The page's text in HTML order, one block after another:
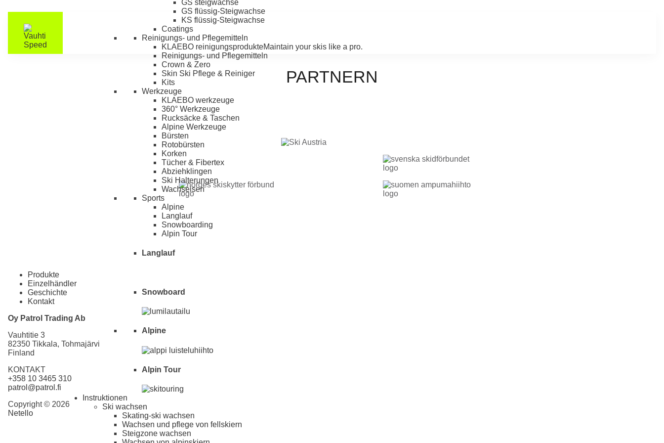
GS steigwachse
GS flüssig-Steigwachse
KS flüssig-Steigwachse
Coatings
Reinigungs- und Pflegemitteln
KLAEBO reinigungsprodukteMaintain your skis like a pro.
Reinigungs- und Pflegemitteln
Crown & Zero
Skin Ski Pflege & Reiniger
Kits
Werkzeuge
KLAEBO werkzeuge
360° Werkzeuge
Rucksäcke & Taschen
Alpine Werkzeuge
Bürsten
Rotobürsten
Korken
Tücher & Fibertex
Abziehklingen
Ski Halterungen
Wachseisen
Sports
Alpine
Langlauf
Snowboarding
Alpin Tour
Langlauf
Snowboard
Alpine
Alpin Tour
Instruktionen
Ski wachsen
Skating-ski wachsen
Wachsen und pflege von fellskiern
Steigzone wachsen
PARTNERN
Produkte
Einzelhändler
Geschichte
Kontakt
Oy Patrol Trading Ab
Vauhtitie 3
82350 Tikkala, Tohmajärvi
Finland
KONTAKT
+358 10 3465 310
patrol@patrol.fi
Copyright © 2026
Netello